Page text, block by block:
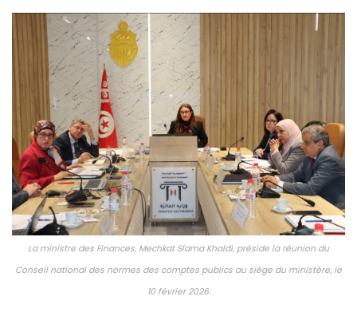
La Tunisie accélère la modernisation de sa finance
publique. Cinq projets de normes ont reçu l’accord
du Conseil national des normes des comptes
publics. Ces normes concernent l’État, les
collectivités locales et les entreprises publiques.
Elles seront bientôt adoptées officiellement par
décision de la ministre des Finances.